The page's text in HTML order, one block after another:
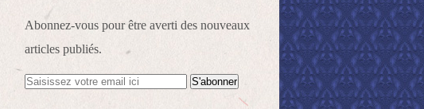
Abonnez-vous pour être averti des nouveaux
articles publiés.